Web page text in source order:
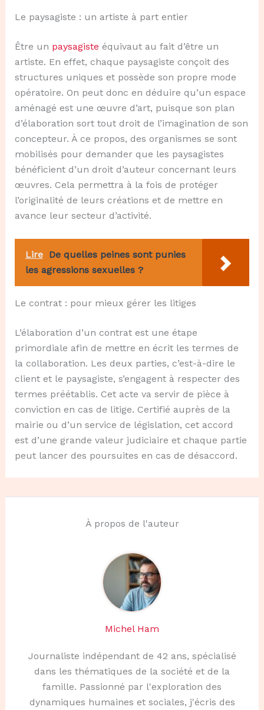
Le paysagiste : un artiste à part entier
Être un paysagiste équivaut au fait d’être un
artiste. En effet, chaque paysagiste conçoit des
structures uniques et possède son propre mode
opératoire. On peut donc en déduire qu’un espace
aménagé est une œuvre d’art, puisque son plan
d’élaboration sort tout droit de l’imagination de son
concepteur. À ce propos, des organismes se sont
mobilisés pour demander que les paysagistes
bénéficient d’un droit d’auteur concernant leurs
œuvres. Cela permettra à la fois de protéger
l’originalité de leurs créations et de mettre en
avance leur secteur d’activité.
Lire De quelles peines sont punies
les agressions sexuelles ?
Le contrat : pour mieux gérer les litiges
L’élaboration d’un contrat est une étape
primordiale afin de mettre en écrit les termes de
la collaboration. Les deux parties, c’est-à-dire le
client et le paysagiste, s’engagent à respecter des
termes préétablis. Cet acte va servir de pièce à
conviction en cas de litige. Certifié auprès de la
mairie ou d’un service de législation, cet accord
est d’une grande valeur judiciaire et chaque partie
peut lancer des poursuites en cas de désaccord.
À propos de l'auteur
Michel Ham
Journaliste indépendant de 42 ans, spécialisé
dans les thématiques de la société et de la
famille. Passionné par l'exploration des
dynamiques humaines et sociales, j'écris des